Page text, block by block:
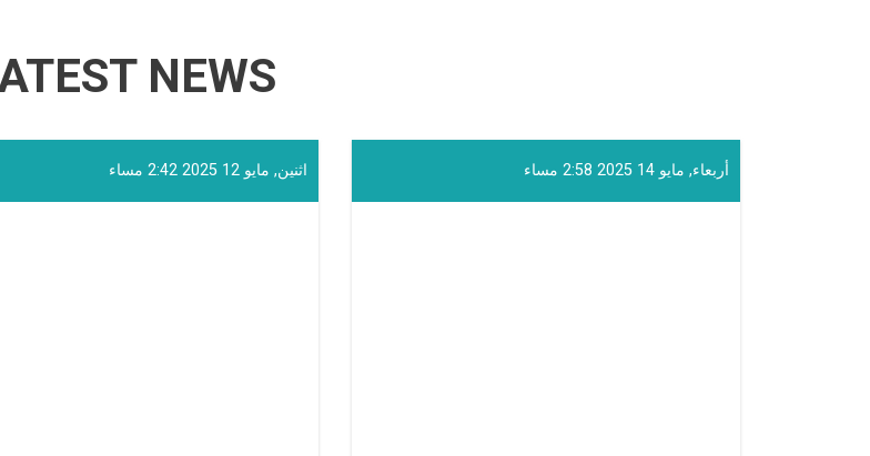
NEWS
أربعاء, مايو 14 2025 2:58 مساء اثنين, مايو 12 2025 2:42 مساء